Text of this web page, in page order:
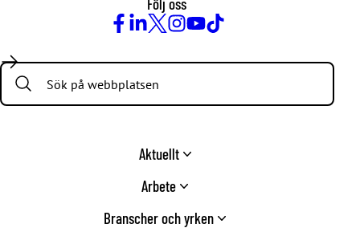
Följ oss
Search:
Aktuellt
Arbete
Branscher och yrken